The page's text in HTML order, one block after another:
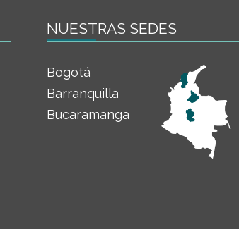
NUESTRAS SEDES
Bogotá
Barranquilla
Bucaramanga